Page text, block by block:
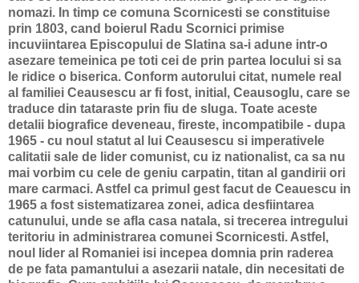
nomazi. In timp ce comuna Scornicesti se constituise
prin 1803, cand boierul Radu Scornici primise
incuviintarea Episcopului de Slatina sa-i adune intr-o
asezare temeinica pe toti cei de prin partea locului si sa
le ridice o biserica. Conform autorului citat, numele real
al familiei Ceausescu ar fi fost, initial, Ceausoglu, care se
traduce din tataraste prin fiu de sluga. Toate aceste
detalii biografice deveneau, fireste, incompatibile - dupa
1965 - cu noul statut al lui Ceausescu si imperativele
calitatii sale de lider comunist, cu iz nationalist, ca sa nu
mai vorbim cu cele de geniu carpatin, titan al gandirii ori
mare carmaci. Astfel ca primul gest facut de Ceauescu in
1965 a fost sistematizarea zonei, adica desfiintarea
catunului, unde se afla casa natala, si trecerea intregului
teritoriu in administrarea comunei Scornicesti. Astfel,
noul lider al Romaniei isi incepea domnia prin raderea
de pe fata pamantului a asezarii natale, din necesitati de